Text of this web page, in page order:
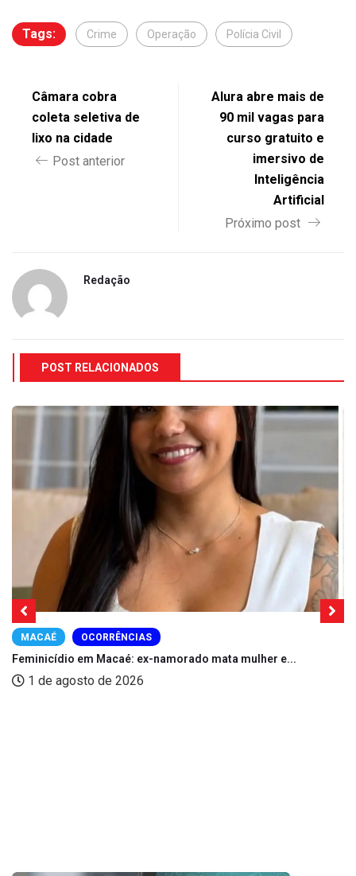
Tags: Crime Operação Polícia Civil
Câmara cobra
coleta seletiva de
lixo na cidade
Post anterior
Alura abre mais de
90 mil vagas para
curso gratuito e
imersivo de
Inteligência
Artificial
Próximo post
Redação
POST RELACIONADOS
MACAÉ OCORRÊNCIAS
Feminicídio em Macaé: ex-namorado mata mulher e...
1 de agosto de 2026